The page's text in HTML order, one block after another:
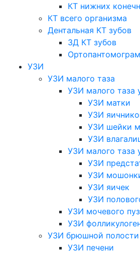
КТ нижних
КТ всего организма
Дентальная КТ зубов
3Д КТ зубов
УЗИ
УЗИ малого таза
УЗИ малого таза
УЗИ матки
УЗИ
УЗИ шейки
УЗИ
УЗИ малого таза
УЗИ
УЗИ
УЗИ яичек
УЗИ
УЗИ мочевого
УЗИ
УЗИ брюшной полости
УЗИ печени